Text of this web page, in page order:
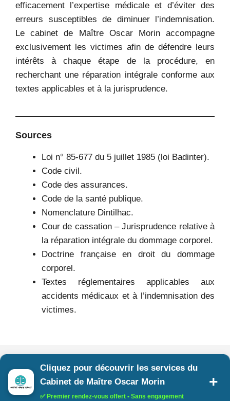
efficacement l’expertise médicale et d’éviter des
erreurs susceptibles de diminuer l’indemnisation.
Le cabinet de Maître Oscar Morin accompagne
exclusivement les victimes afin de défendre leurs
intérêts à chaque étape de la procédure, en
recherchant une réparation intégrale conforme aux
textes applicables et à la jurisprudence.
Sources
Loi n° 85-677 du 5 juillet 1985 (loi Badinter).
Code civil.
Code des assurances.
Code de la santé publique.
Nomenclature Dintilhac.
Cour de cassation – Jurisprudence relative à
la réparation intégrale du dommage corporel.
Doctrine française en droit du dommage
corporel.
Textes réglementaires applicables aux
accidents médicaux et à l’indemnisation des
victimes.
Cliquez pour découvrir les services du
Cabinet de Maître Oscar Morin
✅ Premier rendez-vous offert • Sans engagement